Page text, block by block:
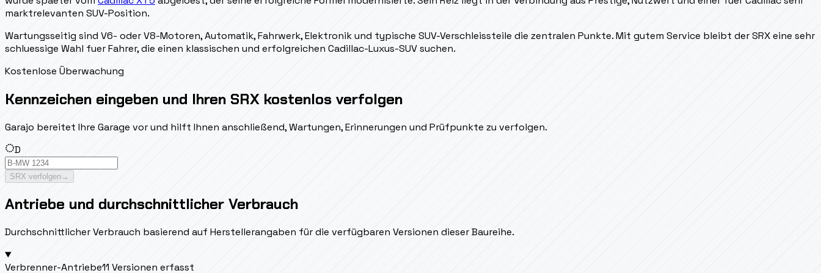
marktrelevanten SUV-Position.
Wartungsseitig sind V6- oder V8-Motoren, Automatik, Fahrwerk, Elektronik und typische SUV-Verschleissteile die zentralen Punkte. Mit gutem Service bleibt der SRX eine sehr
schluessige Wahl fuer Fahrer, die einen klassischen und erfolgreichen Cadillac-Luxus-SUV suchen.
Kostenlose Überwachung
Kennzeichen eingeben und Ihren SRX kostenlos verfolgen
Garajo bereitet Ihre Garage vor und hilft Ihnen anschließend, Wartungen, Erinnerungen und Prüfpunkte zu verfolgen.
D
SRX verfolgen →
Antriebe und durchschnittlicher Verbrauch
Durchschnittlicher Verbrauch basierend auf Herstellerangaben für die verfügbaren Versionen dieser Baureihe.
Verbrenner-Antriebe11 Versionen erfasst